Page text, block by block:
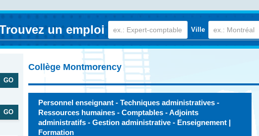
un emploi Ville
Collège Montmorency
Personnel enseignant - Techniques administratives -
Ressources humaines - Comptables - Adjoints
administratifs - Gestion administrative - Enseignement |
Formation